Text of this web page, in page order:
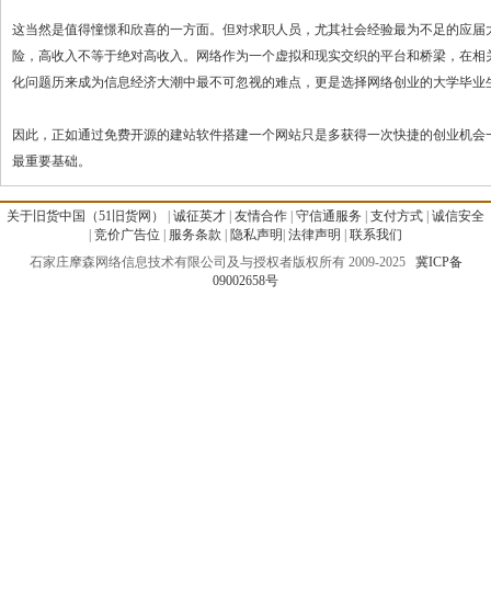
这当然是值得憧憬和欣喜的一方面。但对求职人员，尤其社会经验最为不足的应
险，高收入不等于绝对高收入。网络作为一个虚拟和现实交织的平台和桥梁，在
化问题历来成为信息经济大潮中最不可忽视的难点，更是选择网络创业的大学毕
因此，正如通过免费开源的建站软件搭建一个网站只是多获得一次快捷的创业机
最重要基础。
关于旧货中国（51旧货网） 诚征英才 友情合作 守信通服务 支付方式 诚信安全
竞价广告位 服务条款 隐私声明 法律声明
联系我们
石家庄摩森网络信息技术有限公司及与授权者版权所有 2009-2025 冀ICP备
09002658号